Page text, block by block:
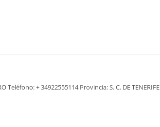
Teléfono: + 34922555114 Provincia: S. C. DE TENERIFE